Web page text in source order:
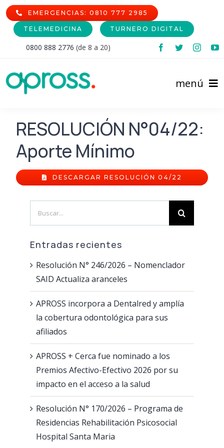
Skip
to
content
EMERGENCIAS: 0810 777 2985
TELEMEDICINA TURNERO DIGITAL
0800 888 2776 (de 8 a 20)
menú
Inicio
Comunidad Afiliada
Afiliaciones
Cartilla de Prestadores
Cobertura fuera de Córdoba
Constancia de Afiliación / Negativa
Programas de Salud
Red de Farmacias
Tiras e Insulinas
Pagá tu cuota
Prestadores
Nomencladores
Portal de Prestadores
Tutoriales
Declaración de Staff
Guía de Validación INTERNACION
Guía de Validación APROSS AMBULATORIO
Institucional
Últimas Resoluciones
Contactanos
RESOLUCIÓN N°04/22:
Aporte Mínimo
DESCARGAR RESOLUCIÓN 04/22
Entradas recientes
Resolución N° 246/2026 – Nomenclador
SAID Actualiza aranceles
APROSS incorpora a Dentalred y amplía
la cobertura odontológica para sus
afiliados
APROSS + Cerca fue nominado a los
Premios Afectivo-Efectivo 2026 por su
impacto en el acceso a la salud
Resolución N° 170/2026 – Programa de
Residencias Rehabilitación Psicosocial
Hospital Santa Maria